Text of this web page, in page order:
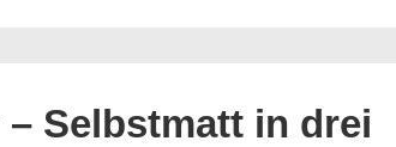
Selbstmatt in drei